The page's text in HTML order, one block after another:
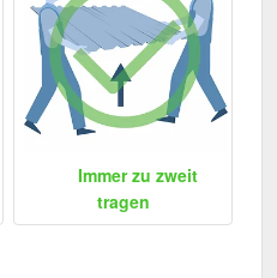
Immer zu zweit
tragen